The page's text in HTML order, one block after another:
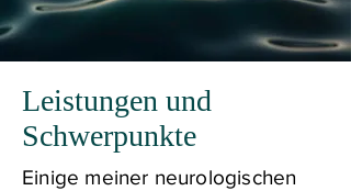
Leistungen und
Schwerpunkte
Einige meiner neurologischen